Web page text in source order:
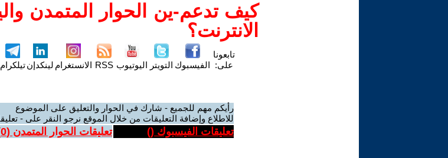
كيف تدعم-ين الحوار المتمدن
الانترنت؟
تابعونا
على: الفيسبوك التويتر اليوتيوب RSS الانستغرام لينكدإنتيلكرام
رأيكم مهم للجميع - شارك في الحوار والتعليق على الموضوع
للاطلاع وإضافة التعليقات من خلال الموقع نرجو النقر على -
تعليقات الفيسبوك () تعليقات الحوار المتمدن (0